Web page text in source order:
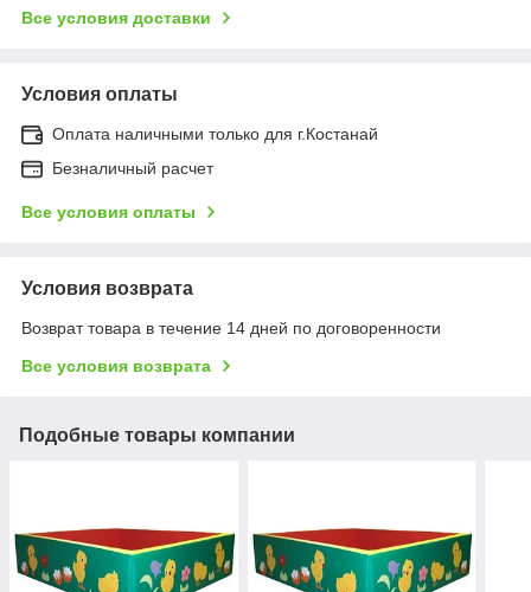
Все условия доставки
Условия оплаты
Оплата наличными только для г.Костанай
Безналичный расчет
Все условия оплаты
Условия возврата
Возврат товара в течение 14 дней по договоренности
Все условия возврата
Подобные товары компании